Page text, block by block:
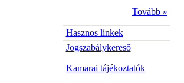
Tovább »
Hasznos linkek
Jogszabálykereső
Kamarai tájékoztatók